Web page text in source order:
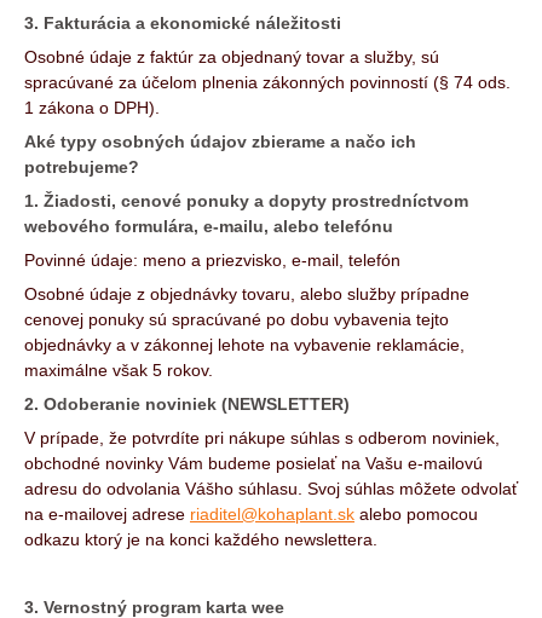
3. Fakturácia a ekonomické náležitosti
Osobné údaje z faktúr za objednaný tovar a služby, sú
spracúvané za účelom plnenia zákonných povinností (§ 74 ods.
1 zákona o DPH).
Aké typy osobných údajov zbierame a načo ich
potrebujeme?
1. Žiadosti, cenové ponuky a dopyty prostredníctvom
webového formulára, e-mailu, alebo telefónu
Povinné údaje: meno a priezvisko, e-mail, telefón
Osobné údaje z objednávky tovaru, alebo služby prípadne
cenovej ponuky sú spracúvané po dobu vybavenia tejto
objednávky a v zákonnej lehote na vybavenie reklamácie,
maximálne však 5 rokov.
2. Odoberanie noviniek (NEWSLETTER)
V prípade, že potvrdíte pri nákupe súhlas s odberom noviniek,
obchodné novinky Vám budeme posielať na Vašu e-mailovú
adresu do odvolania Vášho súhlasu. Svoj súhlas môžete odvolať
na e-mailovej adrese riaditel@kohaplant.sk alebo pomocou
odkazu ktorý je na konci každého newslettera.
3. Vernostný program karta wee